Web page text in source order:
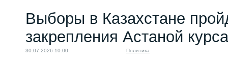
Выборы в Казахстане
закрепления Астаной
30.07.2026 10:00 Политика